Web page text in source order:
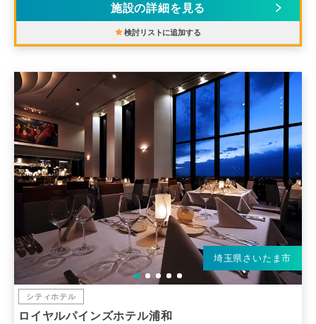
施設の詳細を見る
検討リストに追加する
埼玉県さいたま市
シティホテル
ロイヤルパインズホテル浦和